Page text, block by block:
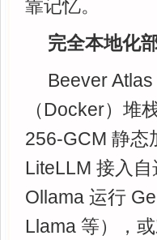
靠记忆。
完全本地化
Beever
（Docker）堆
256-GCM 静态
LiteLLM 接入
Ollama 运行
Llama 等），